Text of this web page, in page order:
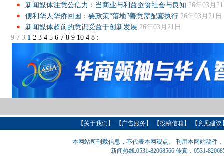
新闻媒体注意公信力：当商业与利益蚕食社会与良知 26年03月
便利华人华侨回国：要政策“落地”善意需配套执行 26年03月21日
新闻媒体超前的意识受益于创新发展 26年03月21日
9 7 3 1 2 3 4 5 6 7 8 9 10 4 8 :
【 关于我们 】-【 广告服务】-【投稿信箱】-【意见建
本网站所刊载信息，不代表本网观点。 刊用本网站稿件
新闻热线:0531-82068566 传真：0531-